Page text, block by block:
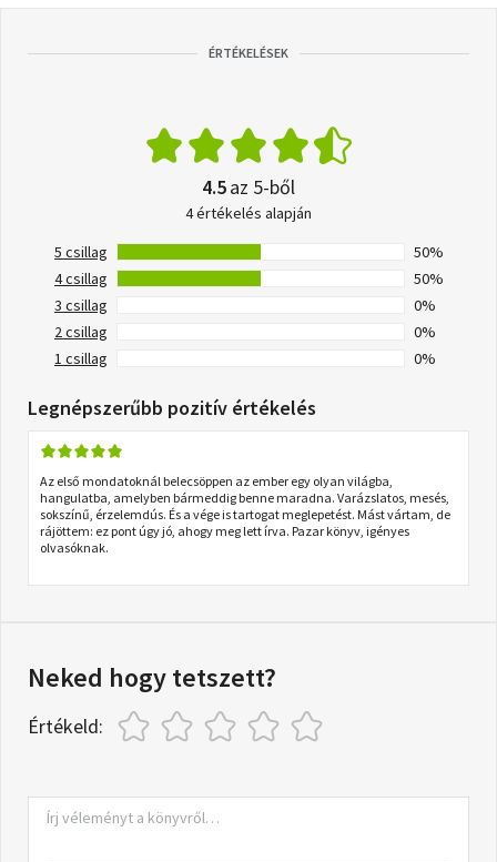
ÉRTÉKELÉSEK
4.5az 5-ből
4 értékelés alapján
5 csillag
50%
4 csillag
50%
3 csillag
0%
2 csillag
0%
1 csillag
0%
Legnépszerűbb pozitív értékelés
Az első mondatoknál belecsöppen az ember egy olyan világba,
hangulatba, amelyben bármeddig benne maradna. Varázslatos, mesés,
sokszínű, érzelemdús. És a vége is tartogat meglepetést. Mást vártam, de
rájöttem: ez pont úgy jó, ahogy meg lett írva. Pazar könyv, igényes
olvasóknak.
Neked hogy tetszett?
Értékeld: